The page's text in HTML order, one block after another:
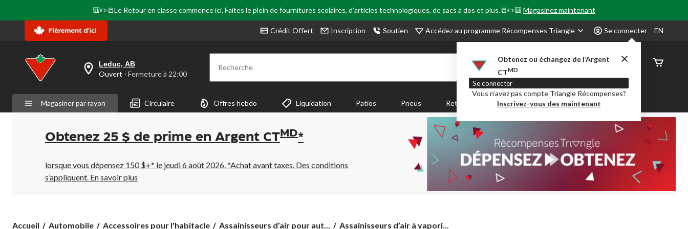
🎒✏️📒Le Retour en classe commence ici. Faites le plein de fournitures scolaires, d'articles technologiques, de sacs à dos et plus.📒✏️🎒Magasinez maintenant
Crédit Offert Inscription Soutien Accédez au programme Récompenses Triangle Se connecter
Obtenez ou échangez de l’Argent
CTMD
Se connecter
Vous n’avez pas compte Triangle Récompenses?
Inscrivez-vous des maintenant
EN
votre
est
Leduc,
AB,
Fermeture
à
22:00
cliquer
pour
Leduc, AB
Ouvert ⋅ Fermeture à 22:00 Recherche
État de
Magasiner par rayon Circulaire Offres hebdo Liquidation Patios Pneus Retour en Classe Party City Centre-auto
Obtenez 25 $ de prime en Argent CT MD*
lorsque vous dépensez 150 $+* le jeudi 6 août 2026. *Achat avant taxes. Des conditions
s’appliquent. En savoir plus
Accueil Automobile Accessoires pour l'habitacle Assainisseurs d’air pour aut...
Assainisseurs
Assainisseurs d’air à vapori...